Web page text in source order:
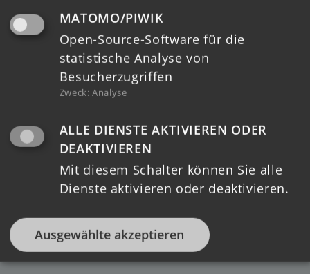
HOME
TERMINE
REGIONALE STRUKTUREN
LAG
KOORDINIERUNGSKREIS
REGIONALMANAGEMENT
MATOMO/PIWIK
Open-Source-Software für die
statistische Analyse von
Besucherzugriffen
Zweck:Analyse
ALLE DIENSTE AKTIVIEREN ODER
DEAKTIVIEREN
Mit diesem Schalter können Sie alle
Dienste aktivieren oder deaktivieren.
Ausgewählte akzeptieren